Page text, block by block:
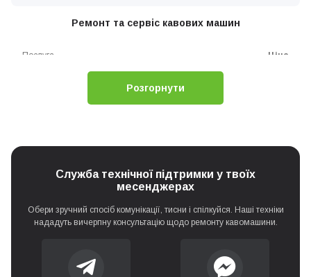
Ремонт та сервіс кавових машин
Послуга Ціна
Ремонт помпи високого тиску
Не механічне очищення гідросистеми
Очищення дозатора (носиків видачі) кавоварки 0 грн
Хімічна чистка від кавових масел
Розгорнути
Служба технічної підтримки у твоїх
месенджерах
Обери зручний спосіб комунікації, тисни і спілкуйся. Наші техніки
нададуть вичерпну консультацію щодо ремонту кавомашини.